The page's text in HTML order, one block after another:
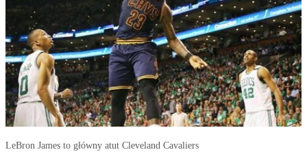
LeBron James to główny atut Cleveland Cavaliers